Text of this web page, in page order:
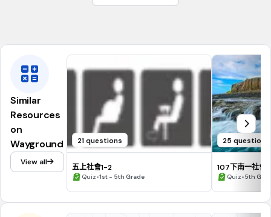
Similar
Resources
on
Wayground
View all
21 questions
五上社會1-2
Quiz•1st - 5th Grade
25 questions
107下南一社會
Quiz•5th